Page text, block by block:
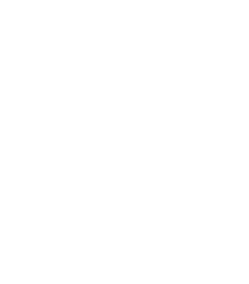
1000ml. (สี : Light Cyan) ชิ้